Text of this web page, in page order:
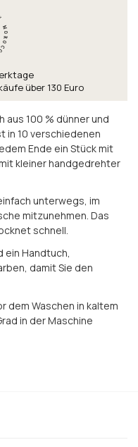
über 130 Euro
100 % dünner und
in 10 verschiedenen
Ende ein Stück mit
kleiner handgedrehter
unterwegs, im
mitzunehmen. Das
schnell.
ein Handtuch,
damit Sie den
dem Waschen in kaltem
in der Maschine